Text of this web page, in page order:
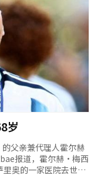
岁
父亲兼代理人霍尔赫
奥的一家医院去世。